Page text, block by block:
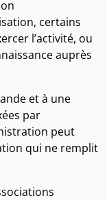
certains
l’activité, ou
auprès
et à une
par
peut
qui ne remplit